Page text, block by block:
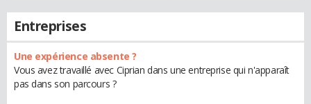
Entreprises
Une expérience absente ?
Vous avez travaillé avec Ciprian dans une entreprise qui n'apparaît
pas dans son parcours ?